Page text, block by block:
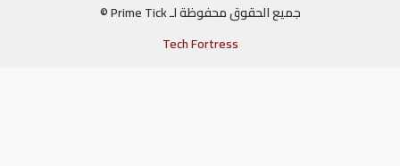
جميع الحقوق محفوظة لـ Prime Tick ©
Tech Fortress